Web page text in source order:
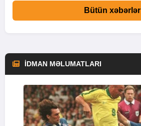
Bütün xəbərlər
İDMAN MƏLUMATLARI